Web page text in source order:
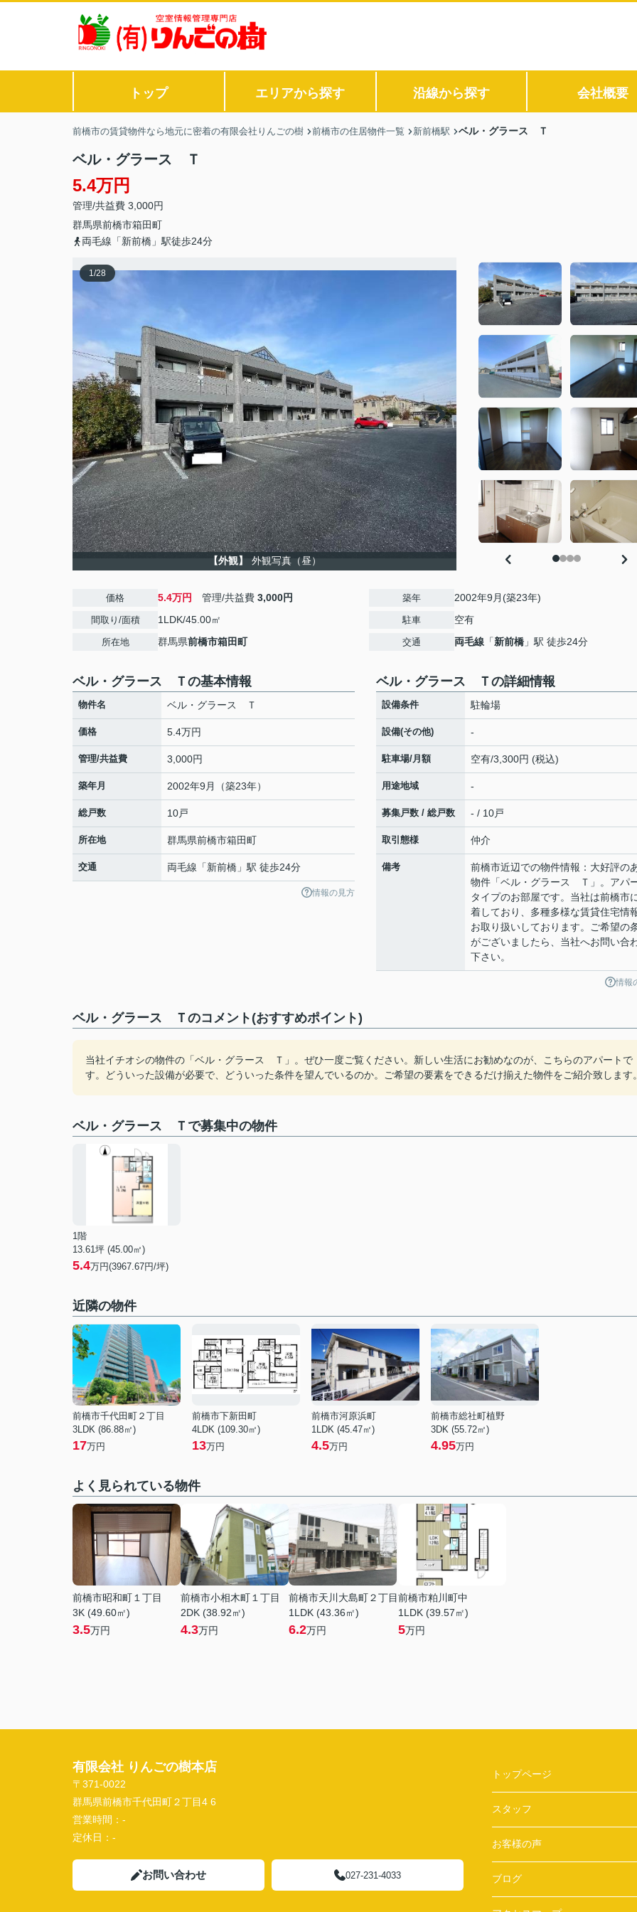
トップ エリアから探す 沿線から探す 会社概要
前橋市の賃貸物件なら地元に密着の有限会社りんごの樹 前橋市の住居物件一覧 新前橋駅 ベル・グラース Ｔ
ベル・グラース Ｔ
5.4万円
管理/共益費 3,000円
群馬県前橋市箱田町
両毛線「新前橋」駅徒歩24分
1/28
【外観】 外観写真（昼）
価格 5.4万円 管理/共益費 3,000円
間取り/面積 1LDK/45.00㎡
所在地 群馬県前橋市箱田町
築年 2002年9月(築23年)
駐車 空有
交通 両毛線 「新前橋 」駅 徒歩24分
ベル・グラース Ｔの基本情報
物件名 ベル・グラース Ｔ
価格 5.4万円
管理/共益費 3,000円
築年月 2002年9月（築23年）
総戸数 10戸
所在地 群馬県前橋市箱田町
交通 両毛線 「新前橋 」駅 徒歩24分
情報の見方
ベル・グラース Ｔの詳細情報
設備条件 駐輪場
設備(その他) -
駐車場/月額 空有/3,300円 (税込)
用途地域 -
募集戸数 / 総戸数 - / 10戸
取引態様 仲介
備考
前橋市近辺での物件情報：大好評の
物件「ベル・グラース Ｔ」。アパ
タイプのお部屋です。当社は前橋市
着しており、多種多様な賃貸住宅情
お取り扱いしております。ご希望の
がございましたら、当社へお問い合
下さい。
情報
ベル・グラース Ｔのコメント(おすすめポイント)
当社イチオシの物件の「ベル・グラース Ｔ」。ぜひ一度ご覧ください。新しい生活にお勧めなのが、こちらのアパートで
す。どういった設備が必要で、どういった条件を望んでいるのか。ご希望の要素をできるだけ揃えた物件をご紹介致します。
ベル・グラース Ｔで募集中の物件
1階
13.61坪 (45.00㎡)
5.4万円(3967.67円/坪)
近隣の物件
前橋市千代田町２丁目
3LDK (86.88㎡)
17万円
前橋市下新田町
4LDK (109.30㎡)
13万円
前橋市河原浜町
1LDK (45.47㎡)
4.5万円
前橋市総社町植野
3DK (55.72㎡)
4.95万円
よく見られている物件
前橋市昭和町１丁目
3K (49.60㎡)
3.5万円
前橋市小相木町１丁目
2DK (38.92㎡)
4.3万円
前橋市天川大島町２丁目
1LDK (43.36㎡)
6.2万円
前橋市粕川町中
1LDK (39.57㎡)
5万円
有限会社 りんごの樹本店
〒371-0022
群馬県前橋市千代田町２丁目4 6
営業時間： -
定休日： -
お問い合わせ 027-231-4033
トップページ
スタッフ
お客様の声
ブログ